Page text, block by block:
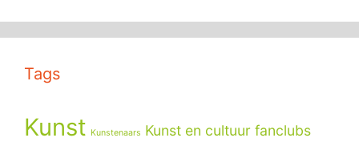
Tags
Kunst Kunstenaars Kunst en cultuur fanclubs